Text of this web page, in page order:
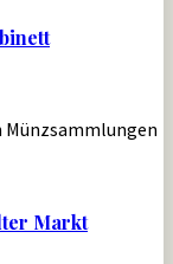
Markt